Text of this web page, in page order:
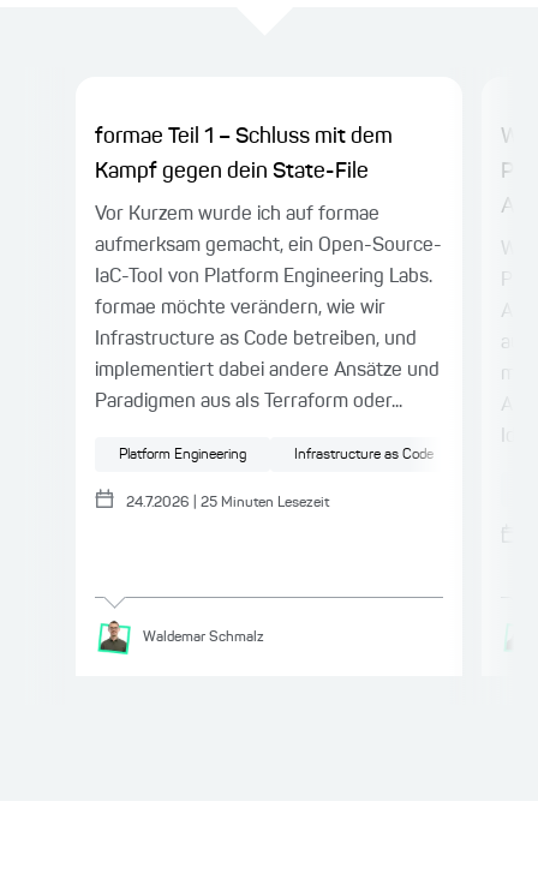
formae Teil 1 – Schluss mit dem
Kampf gegen dein State-File
Vor Kurzem wurde ich auf formae
aufmerksam gemacht, ein Open-Source-
IaC-Tool von Platform Engineering Labs.
formae möchte verändern, wie wir
Infrastructure as Code betreiben, und
implementiert dabei andere Ansätze und
Paradigmen aus als Terraform oder...
Platform Engineering Infrastructure as Code
24.7.2026 25 Minuten Lesezeit
Waldemar Schmalz
mit